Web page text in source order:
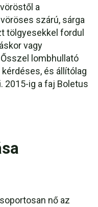
a
szárú, sárga
tölgyesekkel fordul
vagy
lombhullató
és állítólag
2015-ig a faj Boletus
nő az